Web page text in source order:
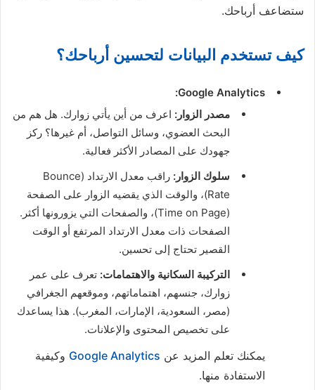
ستضاعف أرباحك.
كيف تستخدم البيانات لتحسين أرباحك؟
Google Analytics:
مصدر الزوار: اعرف من أين يأتي زوارك. هل هم من
البحث العضوي، وسائل التواصل، أم غيرها؟ ركز
جهودك على المصادر الأكثر فعالية.
سلوك الزوار:
راقب معدل الارتداد (Bounce
Rate)، والوقت الذي يقضيه الزوار على الصفحة
(Time on Page)، والصفحات التي يزورونها أكثر.
الصفحات ذات معدل الارتداد المرتفع أو الوقت
القصير تحتاج إلى تحسين.
التركيبة السكانية والاهتمامات: تعرف على عمر
زوارك، جنسهم، اهتماماتهم، وموقعهم الجغرافي
(مصر، السعودية، الإمارات، المغرب). هذا يساعدك
على تخصيص المحتوى والإعلانات.
يمكنك تعلم المزيد عن Google Analytics وكيفية
الاستفادة منها.